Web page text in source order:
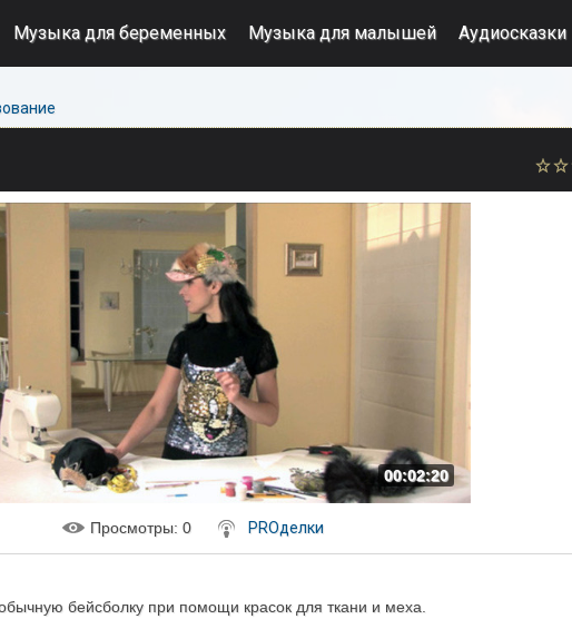
Музыка для беременных Музыка для малышей Аудиосказки
00:02:20
Просмотры: 0 PROделки
бейсболку при помощи красок для ткани и меха.